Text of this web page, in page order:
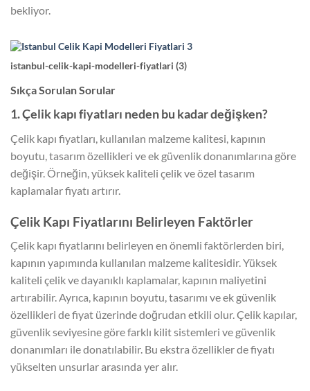
bekliyor.
istanbul-celik-kapi-modelleri-fiyatlari (3)
Sıkça Sorulan Sorular
1. Çelik kapı fiyatları neden bu kadar değişken?
Çelik kapı fiyatları, kullanılan malzeme kalitesi, kapının
boyutu, tasarım özellikleri ve ek güvenlik donanımlarına göre
değişir. Örneğin, yüksek kaliteli çelik ve özel tasarım
kaplamalar fiyatı artırır.
Çelik Kapı Fiyatlarını Belirleyen Faktörler
Çelik kapı fiyatlarını belirleyen en önemli faktörlerden biri,
kapının yapımında kullanılan malzeme kalitesidir. Yüksek
kaliteli çelik ve dayanıklı kaplamalar, kapının maliyetini
artırabilir. Ayrıca, kapının boyutu, tasarımı ve ek güvenlik
özellikleri de fiyat üzerinde doğrudan etkili olur. Çelik kapılar,
güvenlik seviyesine göre farklı kilit sistemleri ve güvenlik
donanımları ile donatılabilir. Bu ekstra özellikler de fiyatı
yükselten unsurlar arasında yer alır.